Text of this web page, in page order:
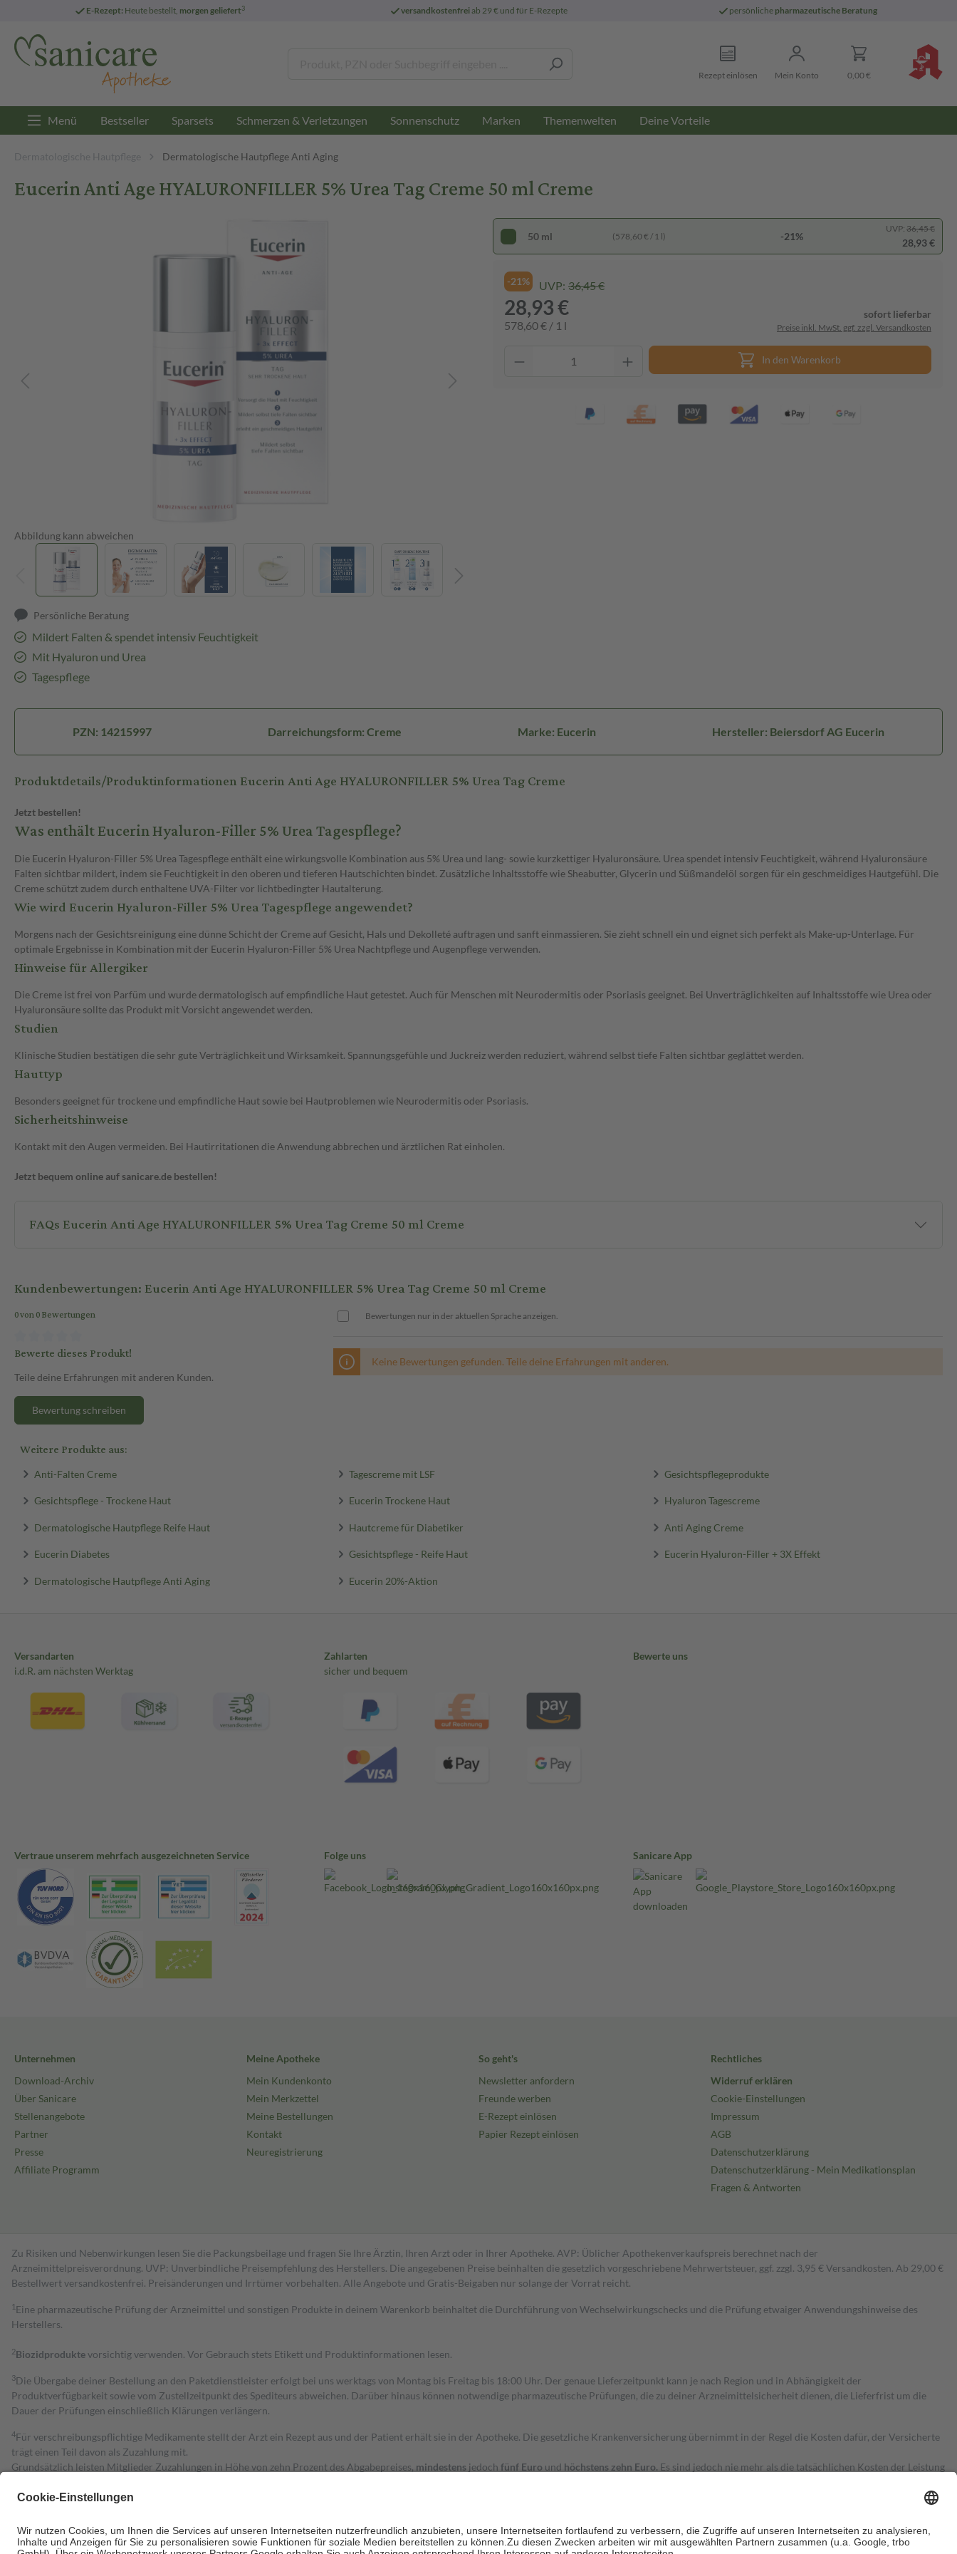
E-Rezept: Heute bestellt, morgen geliefert3 versandkostenfreiab 29 € und für E-Rezepte persönliche pharmazeutische Beratung
Rezept einlösen Mein Konto 0,00 €
Menü Bestseller Sparsets Schmerzen & Verletzungen Sonnenschutz Marken Themenwelten Deine Vorteile
Dermatologische Hautpflege Dermatologische Hautpflege Anti Aging
Eucerin Anti Age HYALURONFILLER 5% Urea Tag Creme 50 ml Creme
Abbildung kann abweichen
Persönliche Beratung
Mildert Falten & spendet intensiv Feuchtigkeit
Mit Hyaluron und Urea
Tagespflege
50 ml (578,60 € / 1 l) -21%
UVP: 36,45 €
28,93 €
-21% UVP: 36,45 €
28,93 €
578,60 € / 1 l
sofort lieferbar
Preise inkl. MwSt. ggf. zzgl. Versandkosten
In den Warenkorb
PZN: 14215997 Darreichungsform: Creme Marke: Eucerin Hersteller: Beiersdorf AG Eucerin
Produktdetails/Produktinformationen Eucerin Anti Age HYALURONFILLER 5% Urea Tag Creme
Jetzt bestellen!
Was enthält Eucerin Hyaluron-Filler 5% Urea Tagespflege?
Die Eucerin Hyaluron-Filler 5% Urea Tagespflege enthält eine wirkungsvolle Kombination aus 5% Urea und lang- sowie kurzkettiger Hyaluronsäure. Urea spendet intensiv Feuchtigkeit, während Hyaluronsäure
Falten sichtbar mildert, indem sie Feuchtigkeit in den oberen und tieferen Hautschichten bindet. Zusätzliche Inhaltsstoffe wie Sheabutter, Glycerin und Süßmandelöl sorgen für ein geschmeidiges Hautgefühl. Die
Creme schützt zudem durch enthaltene UVA-Filter vor lichtbedingter Hautalterung.
Wie wird Eucerin Hyaluron-Filler 5% Urea Tagespflege angewendet?
Morgens nach der Gesichtsreinigung eine dünne Schicht der Creme auf Gesicht, Hals und Dekolleté auftragen und sanft einmassieren. Sie zieht schnell ein und eignet sich perfekt als Make-up-Unterlage. Für
optimale Ergebnisse in Kombination mit der Eucerin Hyaluron-Filler 5% Urea Nachtpflege und Augenpflege verwenden.
Hinweise für Allergiker
Die Creme ist frei von Parfüm und wurde dermatologisch auf empfindliche Haut getestet. Auch für Menschen mit Neurodermitis oder Psoriasis geeignet. Bei Unverträglichkeiten auf Inhaltsstoffe wie Urea oder
Hyaluronsäure sollte das Produkt mit Vorsicht angewendet werden.
Studien
Klinische Studien bestätigen die sehr gute Verträglichkeit und Wirksamkeit. Spannungsgefühle und Juckreiz werden reduziert, während selbst tiefe Falten sichtbar geglättet werden.
Hauttyp
Besonders geeignet für trockene und empfindliche Haut sowie bei Hautproblemen wie Neurodermitis oder Psoriasis.
Sicherheitshinweise
Kontakt mit den Augen vermeiden. Bei Hautirritationen die Anwendung abbrechen und ärztlichen Rat einholen.
Jetzt bequem online auf sanicare.de bestellen!
FAQs Eucerin Anti Age HYALURONFILLER 5% Urea Tag Creme 50 ml Creme
Kundenbewertungen: Eucerin Anti Age HYALURONFILLER 5% Urea Tag Creme 50 ml Creme
0 von 0 Bewertungen
Bewerte dieses Produkt!
Teile deine Erfahrungen mit anderen Kunden.
Bewertung schreiben
Bewertungen nur in der aktuellen Sprache anzeigen.
Keine Bewertungen gefunden. Teile deine Erfahrungen mit anderen.
Weitere Produkte aus:
Anti-Falten Creme Tagescreme mit LSF Gesichtspflegeprodukte
Gesichtspflege - Trockene Haut Eucerin Trockene Haut Hyaluron Tagescreme
Dermatologische Hautpflege Reife Haut Hautcreme für Diabetiker Anti Aging Creme
Eucerin Diabetes Gesichtspflege - Reife Haut Eucerin Hyaluron-Filler + 3X Effekt
Dermatologische Hautpflege Anti Aging Eucerin 20%-Aktion
Versandarten
i.d.R. am nächsten Werktag
Zahlarten
sicher und bequem
Bewerte uns
Vertraue unserem mehrfach ausgezeichneten Service Folge uns Sanicare App
Unternehmen
Download-Archiv
Über Sanicare
Stellenangebote
Partner
Presse
Affiliate Programm
Meine Apotheke
Mein Kundenkonto
Mein Merkzettel
Meine Bestellungen
Kontakt
Neuregistrierung
So geht's
Newsletter anfordern
Freunde werben
E-Rezept einlösen
Papier Rezept einlösen
Rechtliches
Widerruf erklären
Cookie-Einstellungen
Impressum
AGB
Datenschutzerklärung
Datenschutzerklärung - Mein Medikationsplan
Fragen & Antworten
Zu Risiken und Nebenwirkungen lesen Sie die Packungsbeilage und fragen Sie Ihre Ärztin, Ihren Arzt oder in Ihrer Apotheke. AVP: Üblicher Apothekenverkaufspreis berechnet nach der
Arzneimittelpreisverordnung. UVP: Unverbindliche Preisempfehlung des Herstellers. Die angegebenen Preise beinhalten die gesetzlich vorgeschriebene Mehrwertsteuer, ggf. zzgl. 3,95 € Versandkosten. Ab 29,00 €
Bestell­wert versand­kosten­frei. Preisänderungen und Irrtümer vorbehalten. Alle Angebote und Gratis-Beigaben nur solange der Vorrat reicht.
1 Eine pharmazeutische Prüfung der Arzneimittel und sonstigen Produkte in deinem Warenkorb beinhaltet die Durchführung von Wechselwirkungschecks und die Prüfung etwaiger Anwendungshinweise des
Herstellers.
2Biozidproduktevorsichtig verwenden. Vor Gebrauch stets Etikett und Produktinformationen lesen.
3Die Übergabe deiner Bestellung an den Paketdienstleister erfolgt bei uns werktags von Montag bis Freitag bis 18:00 Uhr. Der genaue Lieferzeitpunkt kann je nach Region und in Abhängigkeit der
Produktverfügbarkeit sowie vom Zustellzeitpunkt des Spediteurs abweichen. Darüber hinaus können notwendige pharmazeutische Prüfungen, die zu deiner Arzneimittelsicherheit dienen, die Lieferfrist um die
Dauer der Prüfungen einschließlich Klärungen verlängern.
4Für verschreibungspflichtige Medikamente stellt der Arzt ein Rezept aus und der Patient erhält sie in der Apotheke. Die gesetzliche Krankenversicherung übernimmt in der Regel die Kosten dafür, der Versicherte
trägt einen Teil davon als Zuzahlung mit.
Grundsätzlich leisten Mitglieder Zuzahlungen in Höhe von zehn Prozent des Abgabepreises, mindestens jedoch fünf Euro und höchstens zehn Euro. Es sind jedoch nie mehr als die tatsächlichen Kosten der Leistung
Diese Regeln gelten grundsätzlich auch für Online-Apotheken.
Um das Engagement der Versicherten für ihre eigene Gesundheit zu stärken und die besondere Stellung der Familie zu unterstützen, fallenkeine Zuzahlungen an bei:
• Kindern und Jugendlichen bis zum vollendeten 18. Lebensjahr mit Ausnahme der Fahrkosten